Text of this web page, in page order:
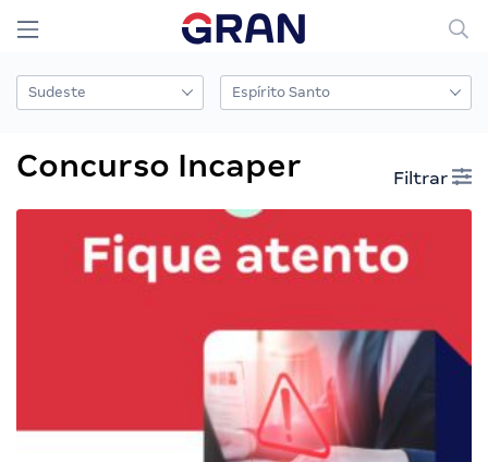
Concurso Incaper Filtrar